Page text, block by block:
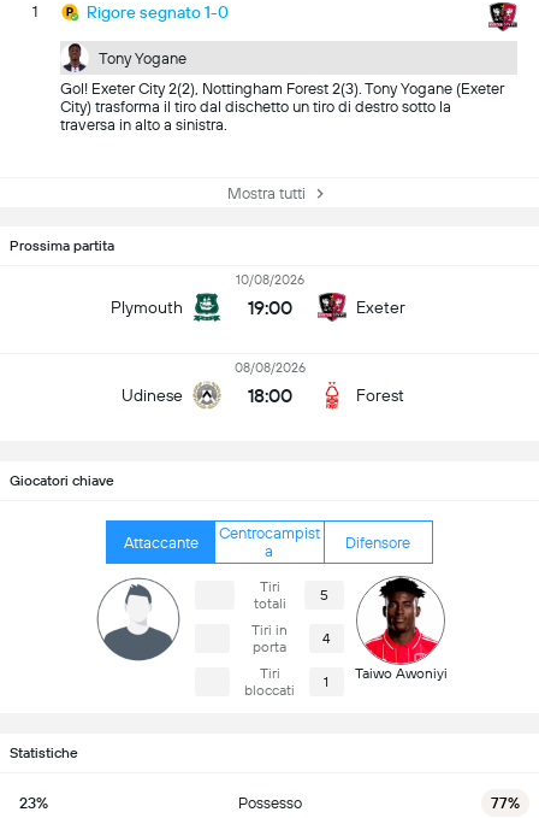
1 Rigore segnato 1-0
Tony Yogane
Gol! Exeter City 2(2), Nottingham Forest 2(3). Tony Yogane (Exeter
City) trasforma il tiro dal dischetto un tiro di destro sotto la
traversa in alto a sinistra.
Mostra tutti
Prossima partita
Plymouth
10/08/2026
19:00 Exeter
Udinese
08/08/2026
18:00 Forest
Giocatori chiave
Attaccante
Centrocampist
a
Difensore
Tiri
totali
5
Tiri in
porta
4
Tiri
bloccati
1 Taiwo Awoniyi
Statistiche
23% Possesso 77%